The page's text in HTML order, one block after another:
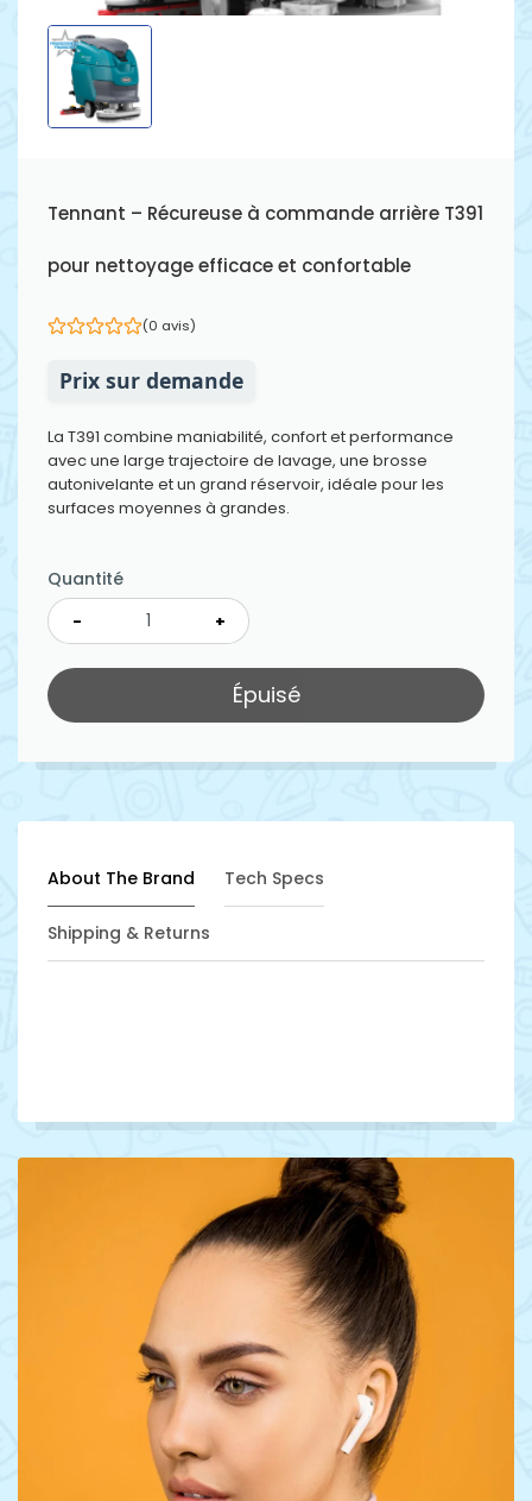
Tennant – Récureuse à commande arrière T391
pour nettoyage efficace et confortable
(0 avis)
Prix sur demande
La T391 combine maniabilité, confort et performance
avec une large trajectoire de lavage, une brosse
autonivelante et un grand réservoir, idéale pour les
surfaces moyennes à grandes.
Quantité
- +
Épuisé
About The Brand Tech Specs
Shipping & Returns